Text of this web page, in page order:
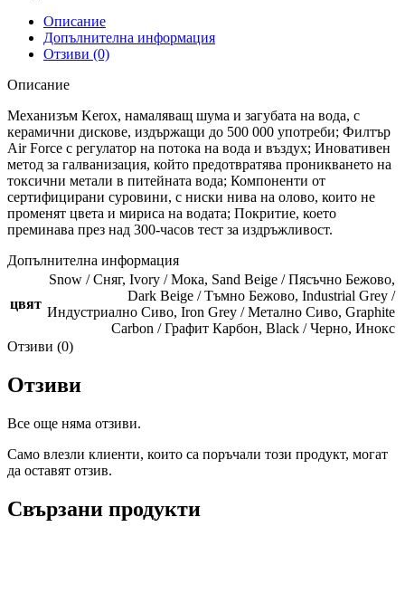
Описание
Допълнителна информация
Отзиви (0)
Описание
Механизъм Kerox, намаляващ шума и загубата на вода, с
керамични дискове, издържащи до 500 000 употреби; Филтър
Air Force с регулатор на потока на вода и въздух; Иновативен
метод за галванизация, който предотвратява проникването на
токсични метали в питейната вода; Компоненти от
сертифицирани суровини, с ниски нива на олово, които не
променят цвета и мириса на водата; Покритие, което
преминава през над 300-часов тест за издръжливост.
Допълнителна информация
цвят
Snow / Сняг, Ivory / Мока, Sand Beige / Пясъчно Бежово,
Dark Beige / Тъмно Бежово, Industrial Grey /
Индустриално Сиво, Iron Grey / Метално Сиво, Graphite
Carbon / Графит Карбон, Black / Черно, Инокс
Отзиви (0)
Отзиви
Все още няма отзиви.
Само влезли клиенти, които са поръчали този продукт, могат
да оставят отзив.
Свързани продукти